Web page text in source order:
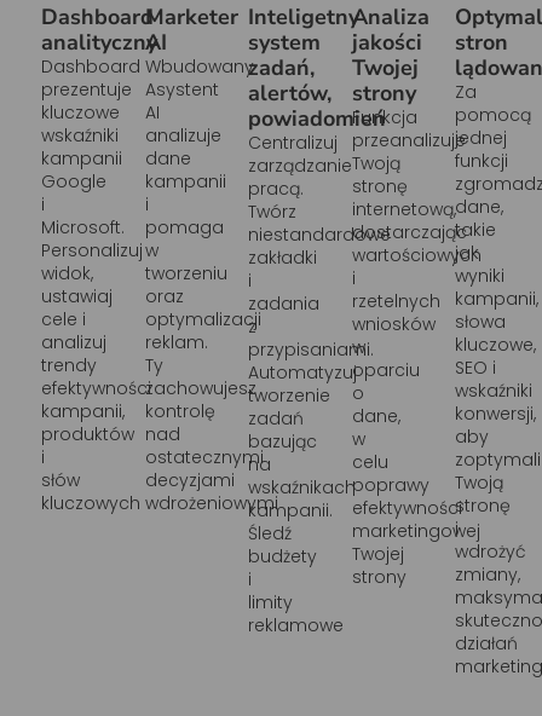
Dashboard
analityczny
Dashboard
prezentuje
kluczowe
wskaźniki
kampanii
Google
i
Microsoft.
Personalizuj
widok,
ustawiaj
cele i
analizuj
trendy
efektywności
kampanii,
produktów
i
słów
kluczowych
Marketer
AI
Wbudowany
Asystent
AI
analizuje
dane
kampanii
i
pomaga
w
tworzeniu
oraz
optymalizacji
reklam.
Ty
zachowujesz
kontrolę
nad
ostatecznymi
decyzjami
wdrożeniowymi
Inteligetny
system
zadań,
alertów,
powiadomień
Centralizuj
zarządzanie
pracą.
Twórz
niestandardowe
zakładki
i
zadania
z
przypisaniami.
Automatyzuj
tworzenie
zadań
bazując
na
wskaźnikach
kampanii.
Śledź
budżety
i
limity
reklamowe
Analiza
jakości
Twojej
strony
Funkcja
przeanalizuje
Twoją
stronę
internetową,
dostarczając
wartościowych
i
rzetelnych
wniosków
w
oparciu
o
dane,
w
celu
poprawy
efektywności
marketingowej
Twojej
strony
stron
Za
pomocą
jednej
funkcji
dane,
takie
jak
wyniki
kampanii,
słowa
kluczowe,
SEO i
wskaźniki
konwersji,
aby
Twoją
stronę
i
wdrożyć
zmiany,
działań